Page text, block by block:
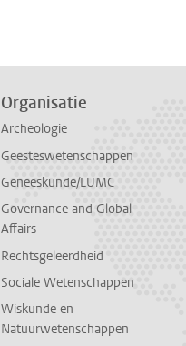
Organisatie
Archeologie
Geesteswetenschappen
Geneeskunde/LUMC
Governance and Global
Affairs
Rechtsgeleerdheid
Sociale Wetenschappen
Wiskunde en
Natuurwetenschappen